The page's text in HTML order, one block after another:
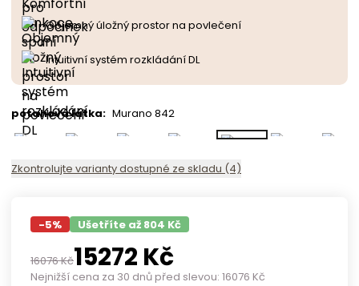
Objemný úložný prostor na povlečení
Intuitivní systém rozkládání DL
potahová látka: Murano 842
Zkontrolujte varianty dostupné ze skladu (4)
-5% Ušetříte až 804 Kč
16076Kč15272 Kč
Nejnižší cena za 30 dnů před slevou: 16076 Kč